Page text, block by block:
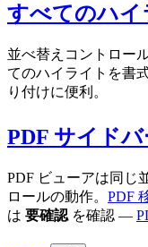
すべてのハ
並べ替えコントロー
てのハイライトを書
り付けに便利。
PDF サイドバ
PDF ビューアは同じ
ロールの動作。 PDF
は 要確認 を確認 —